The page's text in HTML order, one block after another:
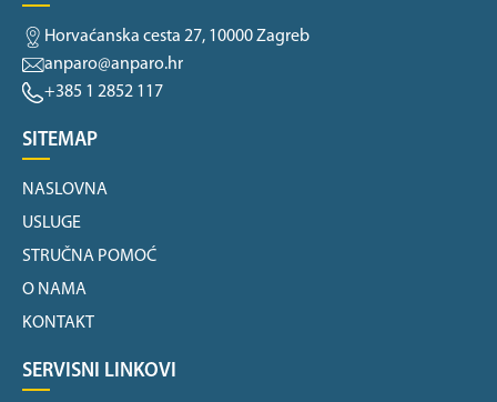
Horvaćanska cesta 27, 10000 Zagreb
anparo@anparo.hr
+385 1 2852 117
SITEMAP
NASLOVNA
USLUGE
STRUČNA POMOĆ
O NAMA
KONTAKT
SERVISNI LINKOVI